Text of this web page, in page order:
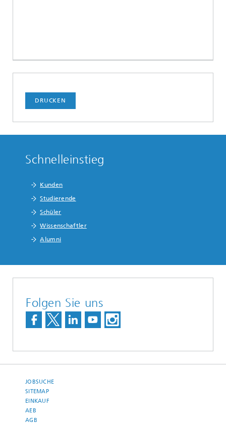
DRUCKEN
Schnelleinstieg
Kunden
Studierende
Schüler
Wissenschaftler
Alumni
Folgen Sie uns
JOBSUCHE
SITEMAP
EINKAUF
AEB
AGB